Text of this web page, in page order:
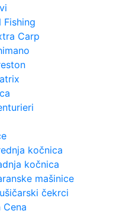
Fishing
Carp
kočnica
kočnica
mašinice
čekrci
Cena